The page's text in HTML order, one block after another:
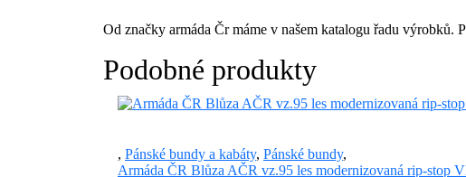
Od značky armáda Čr máme v našem katalogu řadu výrobků.
Podobné produkty
, Pánské bundy a kabáty, Pánské bundy,
Armáda ČR Blůza AČR vz.95 les modernizovaná rip-stop